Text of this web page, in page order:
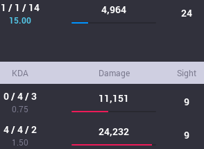
1 / 1 / 14
15.00
4,964 24
KDA Damage Sight
0 / 4 / 3
0.75
11,151 9
4 / 4 / 2
1.50
24,232 9